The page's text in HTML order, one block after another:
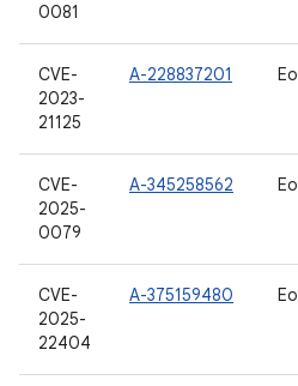
0081
CVE-
2023-
21125
A-228837201
CVE-
2025-
0079
A-345258562
CVE-
2025-
22404
A-375159480